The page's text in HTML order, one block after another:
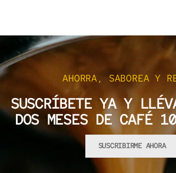
AHORRA, SABOREA Y
SUSCRÍBETE YA Y
DOS MESES DE CAFÉ
SUSCRIBIRME AHORA